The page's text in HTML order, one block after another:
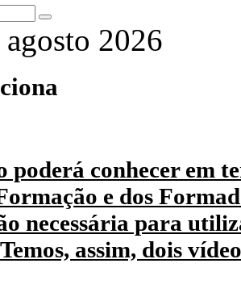
2026
poderá conhecer em
e dos
necessária para
assim, dois